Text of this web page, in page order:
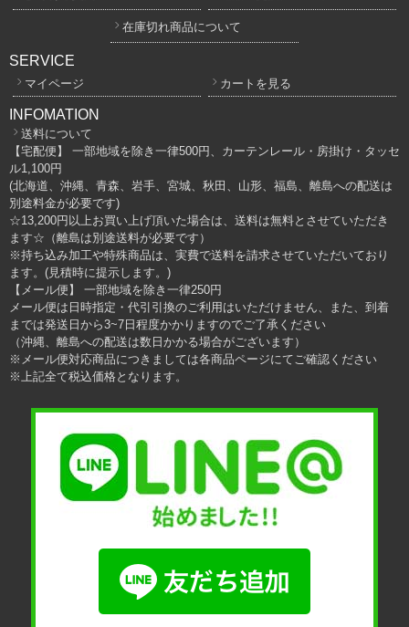
在庫切れ商品について
SERVICE
マイページ カートを見る
INFOMATION
送料について
【宅配便】 一部地域を除き一律500円、カーテンレール・房掛け・タッセ
ル1,100円
(北海道、沖縄、青森、岩手、宮城、秋田、山形、福島、離島への配送は
別途料金が必要です)
☆13,200円以上お買い上げ頂いた場合は、送料は無料とさせていただき
ます☆（離島は別途送料が必要です）
※持ち込み加工や特殊商品は、実費で送料を請求させていただいており
ます。(見積時に提示します。)
【メール便】 一部地域を除き一律250円
メール便は日時指定・代引引換のご利用はいただけません、また、到着
までは発送日から3~7日程度かかりますのでご了承ください
（沖縄、離島への配送は数日かかる場合がございます）
※メール便対応商品につきましては各商品ページにてご確認ください
※上記全て税込価格となります。